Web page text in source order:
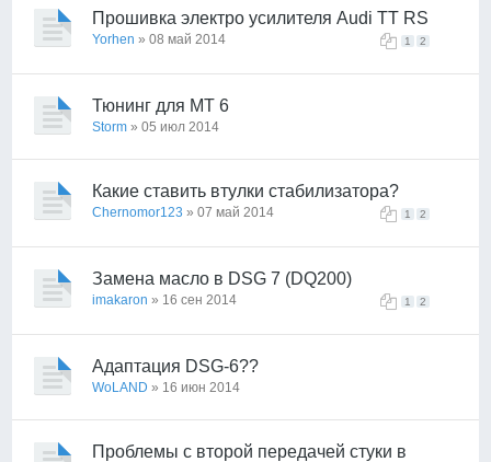
Прошивка электро усилителя Audi TT RS
1 2
Yorhen » 08 май 2014
Тюнинг для МТ 6
Storm » 05 июл 2014
Какие ставить втулки стабилизатора?
1 2
Chernomor123 » 07 май 2014
Замена масло в DSG 7 (DQ200)
1 2
imakaron » 16 сен 2014
Адаптация DSG-6??
WoLAND » 16 июн 2014
Проблемы с второй передачей стуки в